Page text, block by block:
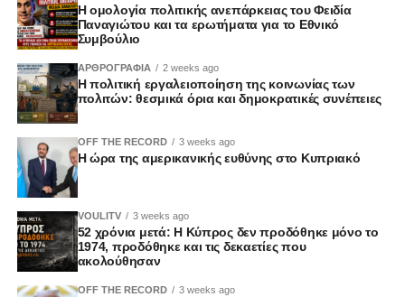
Η ομολογία πολιτικής ανεπάρκειας του Φειδία
Παναγιώτου και τα ερωτήματα για το Εθνικό
Συμβούλιο
ΑΡΘΡΟΓΡΑΦΙΑ 2 weeks ago
Η πολιτική εργαλειοποίηση της κοινωνίας των
πολιτών: θεσμικά όρια και δημοκρατικές συνέπειες
OFF THE RECORD 3 weeks ago
Η ώρα της αμερικανικής ευθύνης στο Κυπριακό
VOULITV 3 weeks ago
52 χρόνια μετά: Η Κύπρος δεν προδόθηκε μόνο το
1974, προδόθηκε και τις δεκαετίες που
ακολούθησαν
OFF THE RECORD 3 weeks ago